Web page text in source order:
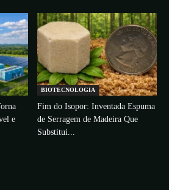
e
BIOTECNOLOGIA
Fim do Isopor: Inventada Espuma
de Serragem de Madeira Que
Substitui...